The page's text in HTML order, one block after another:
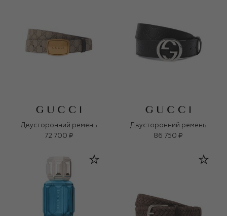
Двусторонний ремень
72 700 ₽
Двусторонний ремень
86 750 ₽